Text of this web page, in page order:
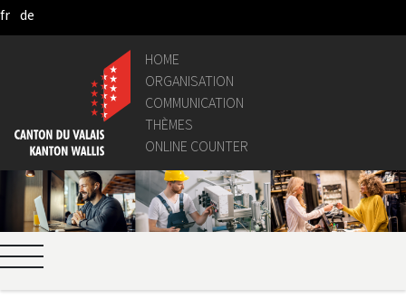
Saltar al contenido principal
fr de
HOME
ORGANISATION
COMMUNICATION
THÈMES
ONLINE COUNTER